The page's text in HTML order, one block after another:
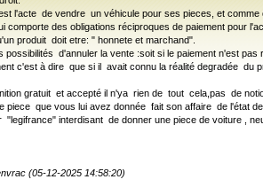
l'acte de vendre un véhicule pour ses pieces, et
comporte des obligations réciproques de paiement pour
produit doit etre: " honnete et marchand".
possibilités d'annuler la vente :soit si le paiement n'est
c'est à dire que si il avait connu la réalité degradée du
gratuit et accepté il n'ya rien de tout cela,pas de
piece que vous lui avez donnée fait son affaire de l'état
interdisant de donner une piece de voiture ,
(05-12-2025 14:58:20)